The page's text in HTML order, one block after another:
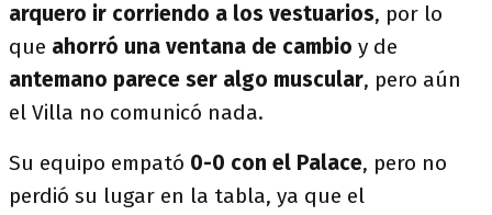
arquero ir corriendo a los vestuarios, por lo
que ahorró una ventana de cambio y de
antemano parece ser algo muscular, pero aún
el Villa no comunicó nada.
Su equipo empató 0-0 con el Palace, pero no
perdió su lugar en la tabla, ya que el